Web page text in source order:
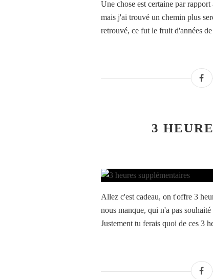
Une chose est certaine par
mais j'ai trouvé un chemin plus
retrouvé, ce fut le fruit d'années
3
Allez c'est cadeau, on t'offre 3
nous manque, qui n'a pas
Justement tu ferais quoi de ces 3